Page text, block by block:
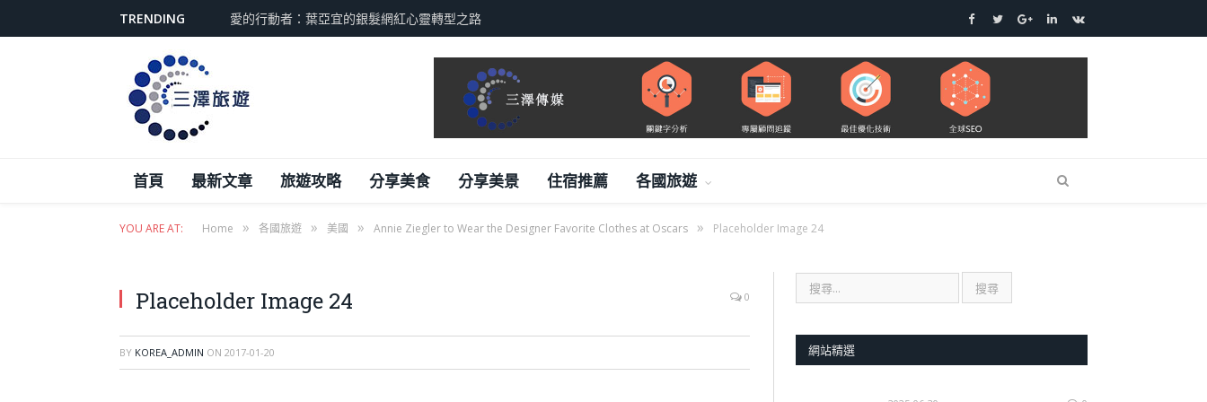
TRENDING 愛的行動者：葉亞宜的銀髮網紅心靈轉型之路 Facebook
TwitterGoogle+LinkedIn
VK
首頁 最新文章 旅遊攻略 分享美食 分享美景 住宿推薦 各國旅遊
YOU ARE AT: Home » 各國旅遊 » 美國 » Annie Ziegler to Wear the Designer Favorite Clothes at Oscars » Placeholder Image 24
Placeholder Image 24 0
BY KOREA_ADMIN ON 2017-01-20 網站精選